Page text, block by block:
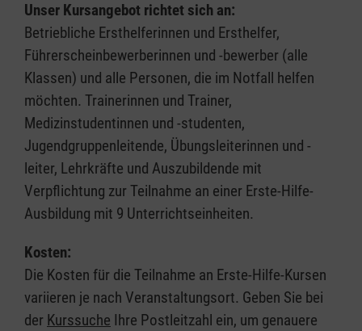
Unser Kursangebot richtet sich an:
Betriebliche Ersthelferinnen und Ersthelfer,
Führerscheinbewerberinnen und -bewerber (alle
Klassen) und alle Personen, die im Notfall helfen
möchten. Trainerinnen und Trainer,
Medizinstudentinnen und -studenten,
Jugendgruppenleitende, Übungsleiterinnen und -
leiter, Lehrkräfte und Auszubildende mit
Verpflichtung zur Teilnahme an einer Erste-Hilfe-
Ausbildung mit 9 Unterrichtseinheiten.
Kosten:
Die Kosten für die Teilnahme an Erste-Hilfe-Kursen
variieren je nach Veranstaltungsort. Geben Sie bei
der Kurssuche Ihre Postleitzahl ein, um genauere